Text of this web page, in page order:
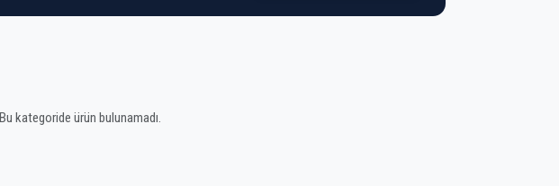
Bu kategoride ürün bulunamadı.